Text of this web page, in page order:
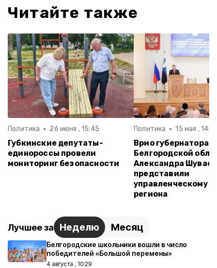
Читайте также
Политика 26 июня , 15:45
Губкинские депутаты-
единороссы провели
мониторинг безопасности
Политика 15 мая ,
Врио губернатора
Белгородской
Александра
представили
управленческому
региона
Лучшее за Неделю Месяц
Белгородские школьники вошли в число
победителей «Большой перемены»
4 августа , 10:29